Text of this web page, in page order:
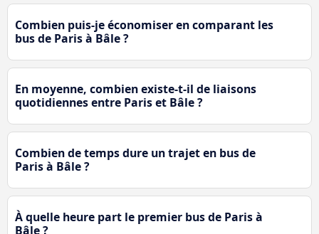
Combien puis-je économiser en comparant les
bus de Paris à Bâle ?
En moyenne, combien existe-t-il de liaisons
quotidiennes entre Paris et Bâle ?
Combien de temps dure un trajet en bus de
Paris à Bâle ?
À quelle heure part le premier bus de Paris à
Bâle ?